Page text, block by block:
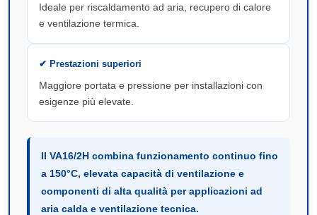
Ideale per riscaldamento ad aria, recupero di calore
e ventilazione termica.
✔ Prestazioni superiori
Maggiore portata e pressione per installazioni con
esigenze più elevate.
Il VA16/2H combina funzionamento continuo fino
a 150°C, elevata capacità di ventilazione e
componenti di alta qualità per applicazioni ad
aria calda e ventilazione tecnica.